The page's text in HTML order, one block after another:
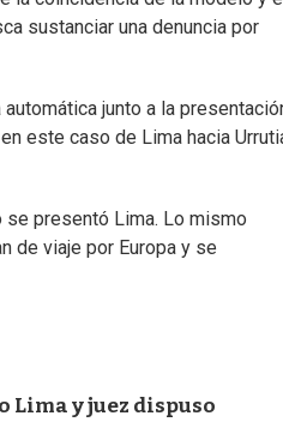
sustanciar una denuncia por
junto a la
este caso de Lima hacia
presentó Lima. Lo mismo
de viaje por Europa y se
Lima y juez dispuso